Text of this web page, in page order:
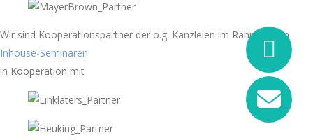
Wir sind Kooperationspartner der o.g. Kanzleien im Rahmen von
Inhouse-Seminaren
in Kooperation mit